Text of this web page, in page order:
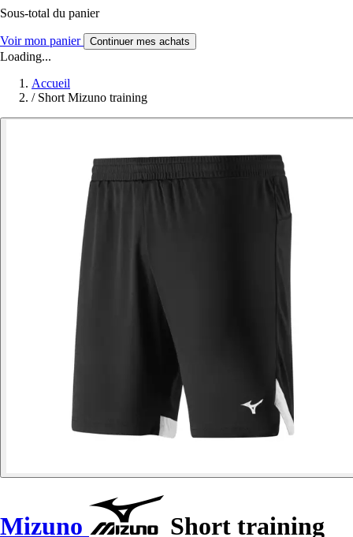
Sous-total du panier
Voir mon panier Continuer mes achats
Loading...
Accueil
/ Short Mizuno training
Mizuno Short training